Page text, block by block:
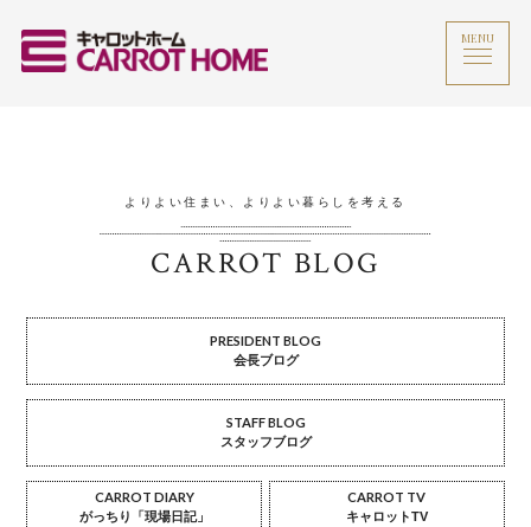
MENU
よりよい住まい、よりよい暮らしを考える
CARROT BLOG
PRESIDENT BLOG
会長ブログ
STAFF BLOG
スタッフブログ
CARROT DIARY
がっちり「現場日記」
CARROT TV
キャロットTV